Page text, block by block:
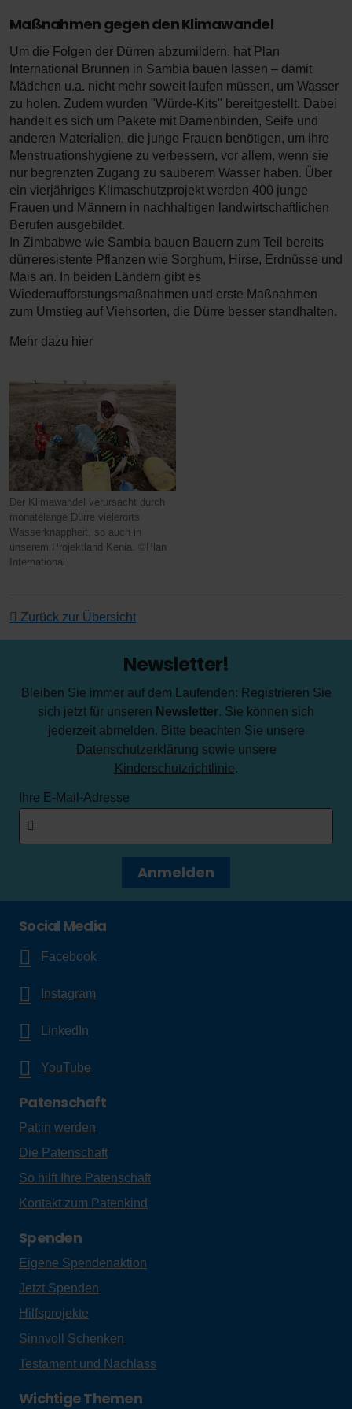
Der Klimawandel verursacht durch
monatelange Dürre vielerorts
Wasserknappheit, so auch in
unserem Projektland Kenia. ©Plan
International
Maßnahmen gegen den Klimawandel
Um die Folgen der Dürren abzumildern, hat Plan
International Brunnen in Sambia bauen lassen – damit
Mädchen u.a. nicht mehr soweit laufen müssen, um Wasser
zu holen. Zudem wurden "Würde-Kits" bereitgestellt. Dabei
handelt es sich um Pakete mit Damenbinden, Seife und
anderen Materialien, die junge Frauen benötigen, um ihre
Menstruationshygiene zu verbessern, vor allem, wenn sie
nur begrenzten Zugang zu sauberem Wasser haben. Über
ein vierjähriges Klimaschutzprojekt werden 400 junge
Frauen und Männern in nachhaltigen landwirtschaftlichen
Berufen ausgebildet.
In Zimbabwe wie Sambia bauen Bauern zum Teil bereits
dürreresistente Pflanzen wie Sorghum, Hirse, Erdnüsse und
Mais an. In beiden Ländern gibt es
Wiederaufforstungsmaßnahmen und erste Maßnahmen
zum Umstieg auf Viehsorten, die Dürre besser standhalten.
Mehr dazu hier
Zurück zur Übersicht
Newsletter!
Bleiben Sie immer auf dem Laufenden: Registrieren Sie
sich jetzt für unseren Newsletter. Sie können sich
jederzeit abmelden. Bitte beachten Sie unsere
Datenschutzerklärung sowie unsere
Kinderschutzrichtlinie.
Ihre E-Mail-Adresse
Anmelden
Social Media
Facebook
Instagram
LinkedIn
YouTube
Patenschaft
Pat:in werden
Die Patenschaft
So hilft Ihre Patenschaft
Kontakt zum Patenkind
Spenden
Eigene Spendenaktion
Jetzt Spenden
Hilfsprojekte
Sinnvoll Schenken
Testament und Nachlass
Wichtige Themen